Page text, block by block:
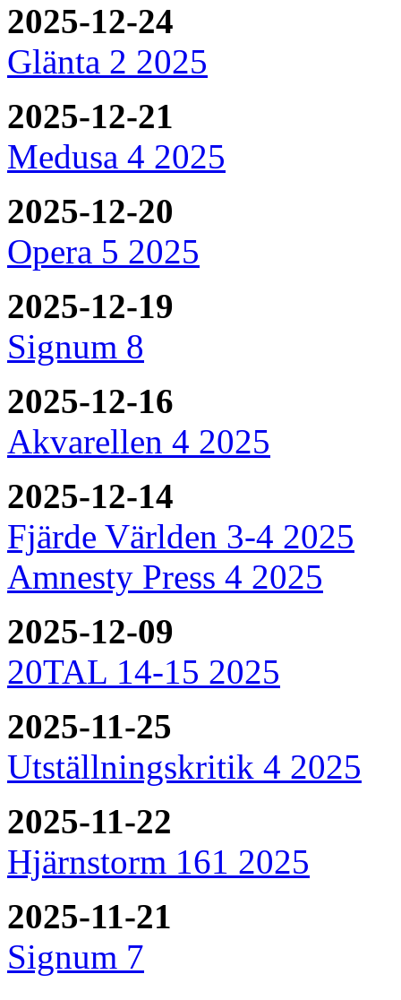
2025-12-24
Glänta 2 2025
2025-12-21
Medusa 4 2025
2025-12-20
Opera 5 2025
2025-12-19
Signum 8
2025-12-16
Akvarellen 4 2025
2025-12-14
Fjärde Världen 3-4 2025
Amnesty Press 4 2025
2025-12-09
20TAL 14-15 2025
2025-11-25
Utställningskritik 4 2025
2025-11-22
Hjärnstorm 161 2025
2025-11-21
Signum 7